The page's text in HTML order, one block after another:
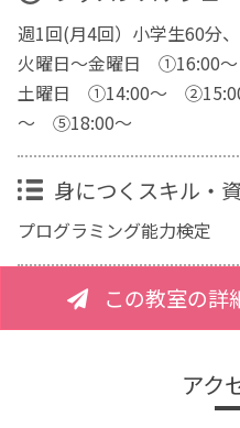
週1回(月4回）小学生60分
火曜日～金曜日
土曜日 ①14:00～
～ ⑤18:00～
身につくスキル・
プログラミング能力検定
この教室の詳
アク